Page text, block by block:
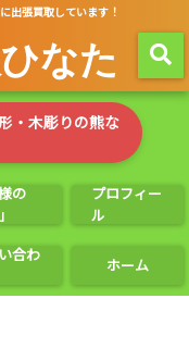
出張買取しています！
なた
・木彫りの熊な
の
プロフィー
ル
合わ
ホーム